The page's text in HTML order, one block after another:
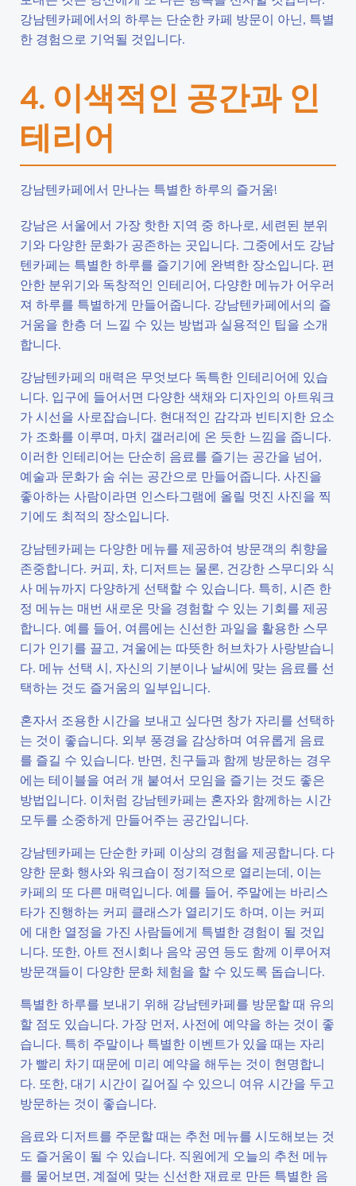
강남텐카페에서의 하루는 단순한 카페 방문이 아닌, 특별
한 경험으로 기억될 것입니다.
4. 이색적인 공간과 인
테리어
강남텐카페에서 만나는 특별한 하루의 즐거움!
강남은 서울에서 가장 핫한 지역 중 하나로, 세련된 분위
기와 다양한 문화가 공존하는 곳입니다. 그중에서도 강남
텐카페는 특별한 하루를 즐기기에 완벽한 장소입니다. 편
안한 분위기와 독창적인 인테리어, 다양한 메뉴가 어우러
져 하루를 특별하게 만들어줍니다. 강남텐카페에서의 즐
거움을 한층 더 느낄 수 있는 방법과 실용적인 팁을 소개
합니다.
강남텐카페의 매력은 무엇보다 독특한 인테리어에 있습
니다. 입구에 들어서면 다양한 색채와 디자인의 아트워크
가 시선을 사로잡습니다. 현대적인 감각과 빈티지한 요소
가 조화를 이루며, 마치 갤러리에 온 듯한 느낌을 줍니다.
이러한 인테리어는 단순히 음료를 즐기는 공간을 넘어,
예술과 문화가 숨 쉬는 공간으로 만들어줍니다. 사진을
좋아하는 사람이라면 인스타그램에 올릴 멋진 사진을 찍
기에도 최적의 장소입니다.
강남텐카페는 다양한 메뉴를 제공하여 방문객의 취향을
존중합니다. 커피, 차, 디저트는 물론, 건강한 스무디와 식
사 메뉴까지 다양하게 선택할 수 있습니다. 특히, 시즌 한
정 메뉴는 매번 새로운 맛을 경험할 수 있는 기회를 제공
합니다. 예를 들어, 여름에는 신선한 과일을 활용한 스무
디가 인기를 끌고, 겨울에는 따뜻한 허브차가 사랑받습니
다. 메뉴 선택 시, 자신의 기분이나 날씨에 맞는 음료를 선
택하는 것도 즐거움의 일부입니다.
혼자서 조용한 시간을 보내고 싶다면 창가 자리를 선택하
는 것이 좋습니다. 외부 풍경을 감상하며 여유롭게 음료
를 즐길 수 있습니다. 반면, 친구들과 함께 방문하는 경우
에는 테이블을 여러 개 붙여서 모임을 즐기는 것도 좋은
방법입니다. 이처럼 강남텐카페는 혼자와 함께하는 시간
모두를 소중하게 만들어주는 공간입니다.
강남텐카페는 단순한 카페 이상의 경험을 제공합니다. 다
양한 문화 행사와 워크숍이 정기적으로 열리는데, 이는
카페의 또 다른 매력입니다. 예를 들어, 주말에는 바리스
타가 진행하는 커피 클래스가 열리기도 하며, 이는 커피
에 대한 열정을 가진 사람들에게 특별한 경험이 될 것입
니다. 또한, 아트 전시회나 음악 공연 등도 함께 이루어져
방문객들이 다양한 문화 체험을 할 수 있도록 돕습니다.
특별한 하루를 보내기 위해 강남텐카페를 방문할 때 유의
할 점도 있습니다. 가장 먼저, 사전에 예약을 하는 것이 좋
습니다. 특히 주말이나 특별한 이벤트가 있을 때는 자리
가 빨리 차기 때문에 미리 예약을 해두는 것이 현명합니
다. 또한, 대기 시간이 길어질 수 있으니 여유 시간을 두고
방문하는 것이 좋습니다.
음료와 디저트를 주문할 때는 추천 메뉴를 시도해보는 것
도 즐거움이 될 수 있습니다. 직원에게 오늘의 추천 메뉴
를 물어보면, 계절에 맞는 신선한 재료로 만든 특별한 음